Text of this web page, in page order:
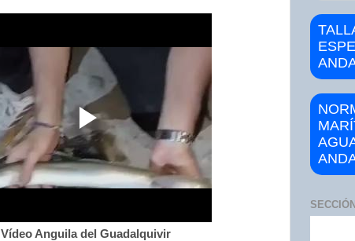
Vídeo Anguila del Guadalquivir